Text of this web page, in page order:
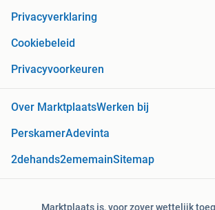
Privacyverklaring
Cookiebeleid
Privacyvoorkeuren
Over MarktplaatsWerken bij
PerskamerAdevinta
2dehands2ememainSitemap
Marktplaats is, voor zover wettelijk